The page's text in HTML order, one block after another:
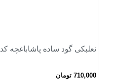
نعلبکی گود ساده پاشاباغچه کد 54201
710,000 تومان